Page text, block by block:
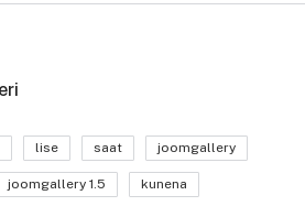
lise saat joomgallery
joomgallery 1.5 kunena